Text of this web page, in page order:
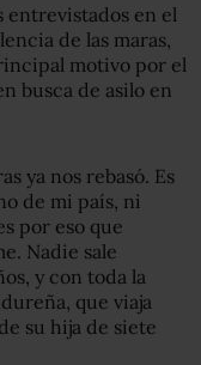
entrevistados en el
de las maras,
motivo por el
busca de asilo en
ya nos rebasó. Es
de mi país, ni
por eso que
Nadie sale
y con toda la
que viaja
su hija de siete